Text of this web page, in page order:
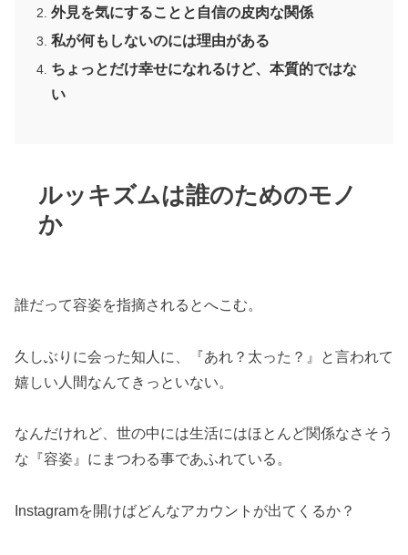
外見を気にすることと自信の皮肉な関係
私が何もしないのには理由がある
ちょっとだけ幸せになれるけど、本質的ではな
い
ルッキズムは誰のためのモノ
か
誰だって容姿を指摘されるとへこむ。
久しぶりに会った知人に、『あれ？太った？』と言われて
嬉しい人間なんてきっといない。
なんだけれど、世の中には生活にはほとんど関係なさそう
な『容姿』にまつわる事であふれている。
Instagramを開けばどんなアカウントが出てくるか？